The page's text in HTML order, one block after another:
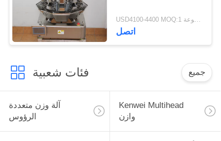
USD4100-4400 MOQ:1 مجموعة
اتصل
فئات شعبية جميع
آلة وزن متعددة
الرؤوس
Kenwei Multihead
وازن